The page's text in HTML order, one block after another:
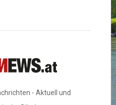
- Aktuell und